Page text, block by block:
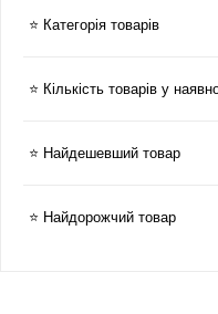
⭐ Категорія товарів
⭐ Кількість товарів у
⭐ Найдешевший товар
⭐ Найдорожчий товар